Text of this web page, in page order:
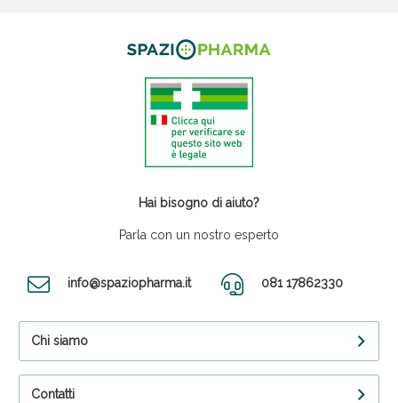
Hai bisogno di aiuto?
Parla con un nostro esperto
info@spaziopharma.it 081 17862330
Chi siamo
Contatti